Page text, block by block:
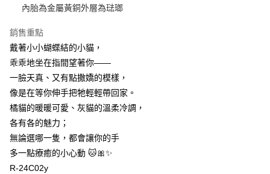
每筆NT$60
付款後萊爾富取貨
每筆NT$60
每筆NT$60
宅配
每筆NT$60，滿NT$1,000(含以上)免運費
海外配送
內胎為金屬黃銅外層為琺瑯
銷售重點
戴著小小蝴蝶結的小貓，
乖乖地坐在指間望著你——
一臉天真、又有點撒嬌的模樣，
像是在等你伸手把牠輕輕帶回家。
橘貓的暖暖可愛、灰貓的溫柔冷調，
各有各的魅力；
無論選哪一隻，都會讓你的手
多一點療癒的小心動 🐱🎀✨
R-24C02y